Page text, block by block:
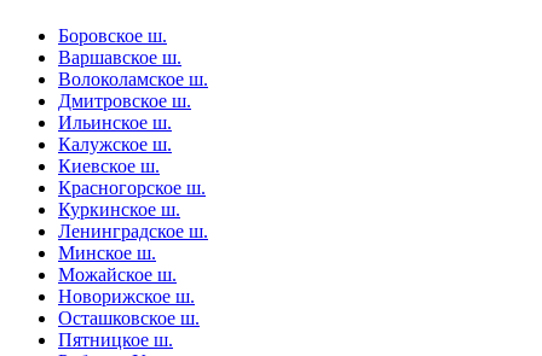
Боровское ш.
Варшавское ш.
Волоколамское ш.
Дмитровское ш.
Ильинское ш.
Калужское ш.
Киевское ш.
Красногорское ш.
Куркинское ш.
Ленинградское ш.
Минское ш.
Можайское ш.
Новорижское ш.
Осташковское ш.
Пятницкое ш.